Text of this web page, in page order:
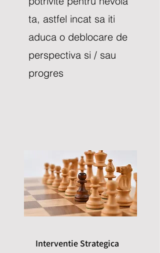
ta, astfel incat sa iti
aduca o deblocare de
perspectiva si / sau
progres
Interventie Strategica